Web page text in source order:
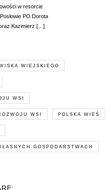
w resorcie
PO Dorota
Kazimierz […]
WIEJSKIEGO
WSI
WSI POLSKA WIEŚ
GOSPODARSTWACH